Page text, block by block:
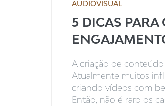
AUDIOVISUAL
5 DICAS PARA
A criação de
Atualmente muitos
criando vídeos com
Então, não é raro os